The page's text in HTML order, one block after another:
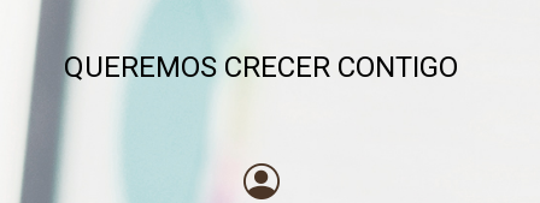
QUEREMOS CRECER CONTIGO